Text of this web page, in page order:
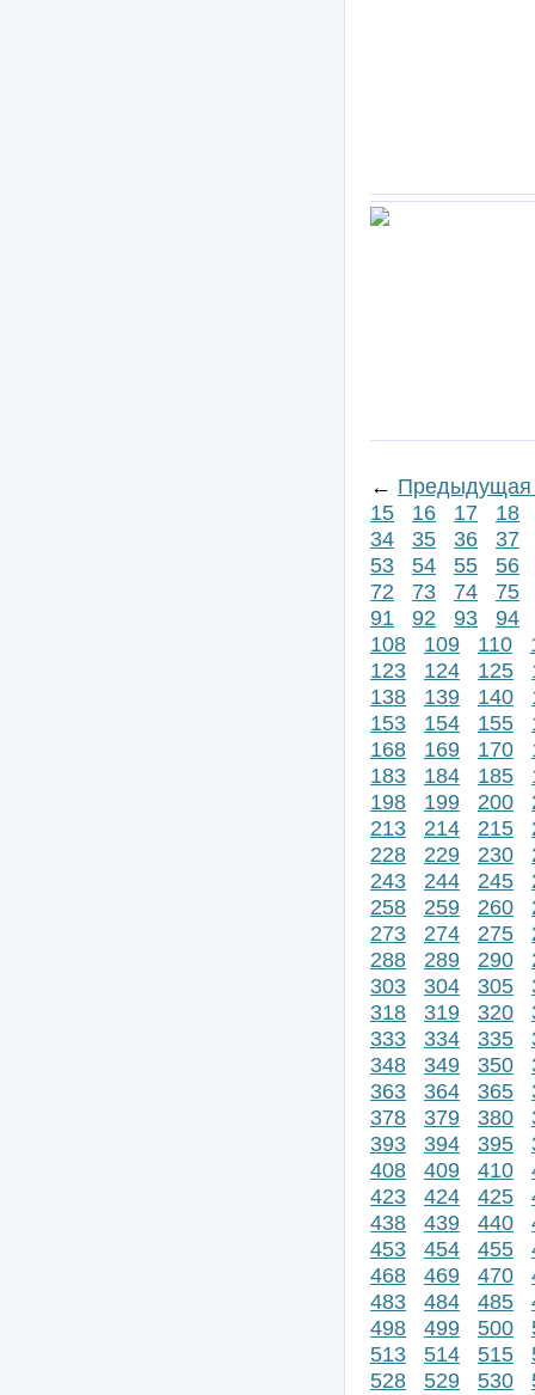
← Предыдущая
15
16 17
18
34
35 36
37
53
54 55
56
72
73 74
75
91
92 93
94
108
109 110
123
124 125
138
139 140
153
154 155
168
169 170
183
184 185
198
199 200
213
214 215
228
229 230
243
244 245
258
259 260
273
274 275
288
289 290
303
304 305
318
319 320
333
334 335
348
349 350
363
364 365
378
379 380
393
394 395
408
409 410
423
424 425
438
439 440
453
454 455
468
469 470
483
484 485
498
499 500
513
514 515
528
529 530